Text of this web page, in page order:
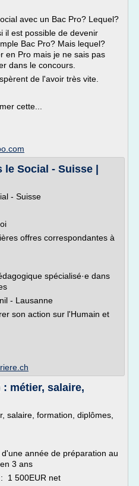
avec un Bac Pro? Lequel?
il est possible de devenir
Bac Pro? Mais lequel?
en Pro mais je ne sais pas
dans le concours.
de l'avoir très vite.
cette...
Social - Suisse |
- Suisse
offres correspondantes à
spécialisé·e dans
- Lausanne
son action sur l'Humain et
métier, salaire,
salaire, formation, diplômes,
année de préparation au
3 ans
1 500EUR net